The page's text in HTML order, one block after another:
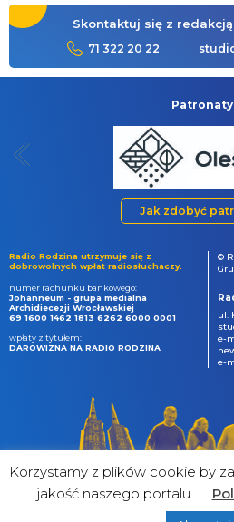
Skontaktuj się z
71 322 20 22
Jak zdobyć
Radio Rodzina utrzymuje się z
dobrowolnych wpłat radiosłuchaczy.
numer rachunku bankowego:
Johanneum - grupa medialna
Archidiecezji Wrocławskiej
69 1600 1462 1813 6262 6000 0001
wpłaty z tytułem:
DAROWIZNA NA RADIO RODZINA
©
ul.
e-
e-
Korzystamy z plików cookie by
jakość naszego portalu